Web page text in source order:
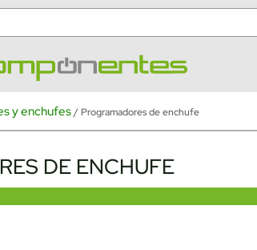
y enchufes/ Programadores de enchufe
DE ENCHUFE